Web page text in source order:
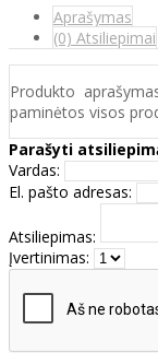
Aprašymas
(0) Atsiliepimai
Produkto
paminėtos visos
Parašyti
Vardas:
El. pašto adresas:
Atsiliepimas:
Įvertinimas: